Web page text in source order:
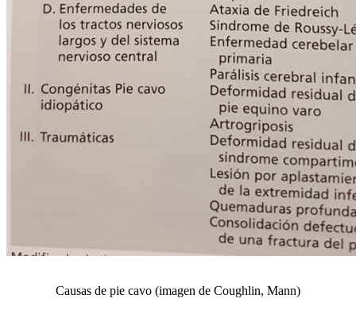
Causas de pie cavo (imagen de Coughlin, Mann)